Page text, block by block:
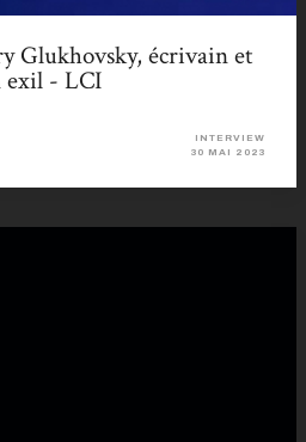
Glukhovsky, écrivain et
exil - LCI
INTERVIEW
30 MAI 2023